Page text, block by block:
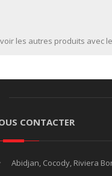
voir les autres produits avec
CONTACTER
Abidjan, Cocody, Riviera